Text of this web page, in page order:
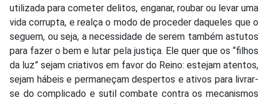
utilizada para cometer delitos, enganar, roubar ou levar uma
vida corrupta, e realça o modo de proceder daqueles que o
seguem, ou seja, a necessidade de serem também astutos
para fazer o bem e lutar pela justiça. Ele quer que os “filhos
da luz” sejam criativos em favor do Reino: estejam atentos,
sejam hábeis e permaneçam despertos e ativos para livrar-
se do complicado e sutil combate contra os mecanismos